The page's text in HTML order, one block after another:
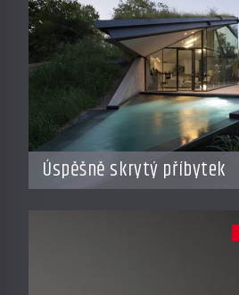
Úspěšně skrytý příbytek